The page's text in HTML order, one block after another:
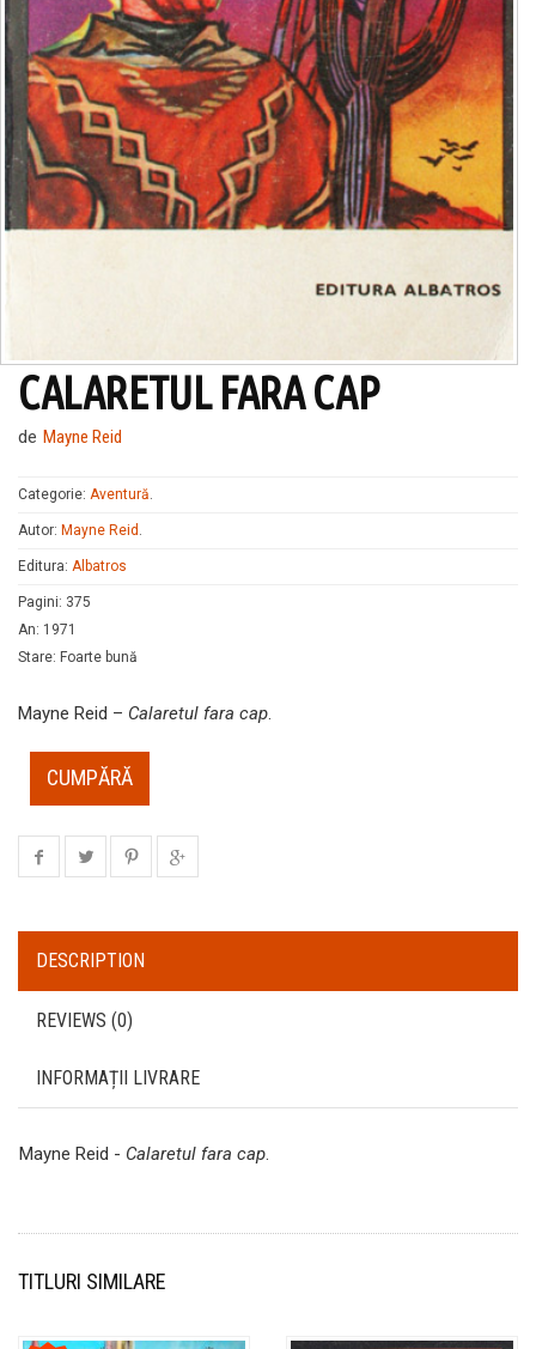
CALARETUL FARA CAP
de Mayne Reid
Categorie: Aventură
Autor: Mayne Reid
Editura: Albatros
Pagini: 375
An: 1971
Stare: Foarte bună
Mayne Reid – Calaretul fara cap.
CUMPĂRĂ
DESCRIPTION
REVIEWS (0)
INFORMAȚII LIVRARE
Mayne Reid - Calaretul fara cap.
TITLURI SIMILARE